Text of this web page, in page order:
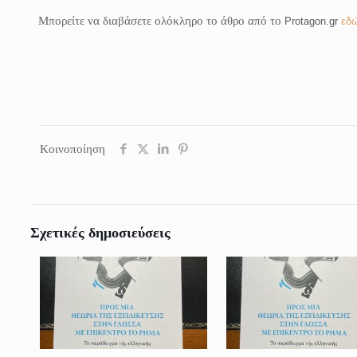
Μπορείτε να διαβάσετε ολόκληρο το άθρο από το Protagon.gr
Κοινοποίηση
Σχετικές δημοσιεύσεις